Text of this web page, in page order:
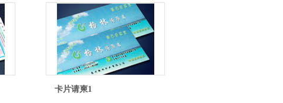
卡片请柬1